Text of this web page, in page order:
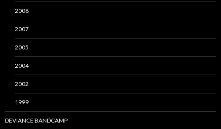
2008
2007
2005
2004
2002
1999
DEVIANCE BANDCAMP